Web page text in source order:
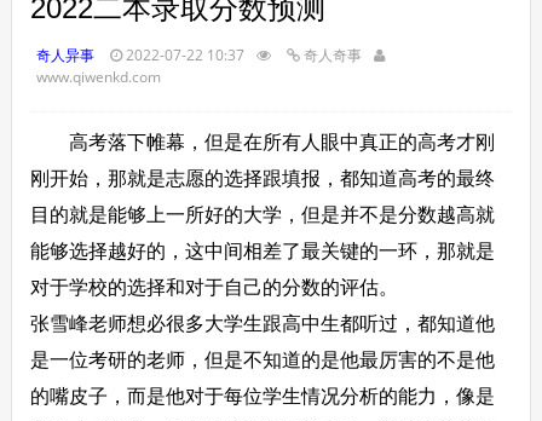
2022二本录取分数预测
奇人异事 2022-07-22 10:37
奇人奇事
www.qiwenkd.com
高考落下帷幕，但是在所有人眼中真正的高考才刚
刚开始，那就是志愿的选择跟填报，都知道高考的最终
目的就是能够上一所好的大学，但是并不是分数越高就
能够选择越好的，这中间相差了最关键的一环，那就是
对于学校的选择和对于自己的分数的评估。
张雪峰老师想必很多大学生跟高中生都听过，都知道他
是一位考研的老师，但是不知道的是他最厉害的不是他
的嘴皮子，而是他对于每位学生情况分析的能力，像是